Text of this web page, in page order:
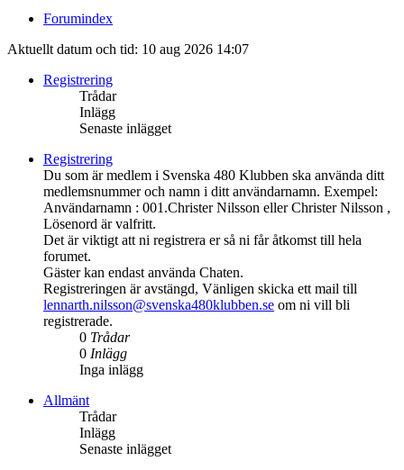
Forumindex
Aktuellt datum och tid: 10 aug 2026 14:07
Registrering
Trådar
Inlägg
Senaste inlägget
Registrering
Du som är medlem i Svenska 480 Klubben ska använda ditt
medlemsnummer och namn i ditt användarnamn. Exempel:
Användarnamn : 001.Christer Nilsson eller Christer Nilsson ,
Lösenord är valfritt.
Det är viktigt att ni registrera er så ni får åtkomst till hela
forumet.
Gäster kan endast använda Chaten.
Registreringen är avstängd, Vänligen skicka ett mail till
lennarth.nilsson@svenska480klubben.se om ni vill bli
registrerade.
0 Trådar
0 Inlägg
Inga inlägg
Allmänt
Trådar
Inlägg
Senaste inlägget